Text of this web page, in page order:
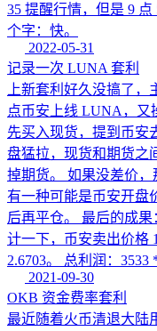
35 提醒行情，但是 9
个字：快。
2022-05-31
记录一次 LUNA 套利
上新套利好久没搞了
点币安上线 LUNA，又
先买入现货，提到币安
盘猛拉，现货和期货之
掉期货。 如果没差价
有一种可能是币安开盘
后再平仓。 最后的成
计一下，币安卖出价格
2.6703。 总利润：3533
2021-09-30
OKB 资金费率套利
最近随着火币清退大陆